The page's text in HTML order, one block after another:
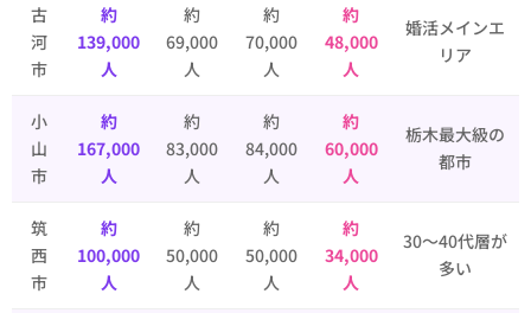
古
河
市
約
139,000
人
約
69,000
人
約
70,000
人
約
48,000
人
婚活メインエ
リア
小
山
市
約
167,000
人
約
83,000
人
約
84,000
人
約
60,000
人
栃木最大級の
都市
筑
西
市
約
100,000
人
約
50,000
人
約
50,000
人
約
34,000
人
30〜40代層が
多い